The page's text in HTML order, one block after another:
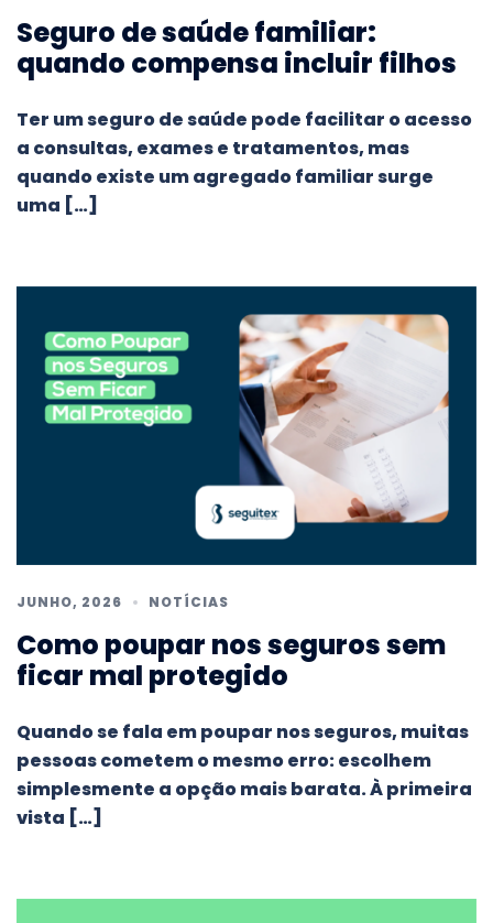
Seguro de saúde familiar:
quando compensa incluir filhos
Ter um seguro de saúde pode facilitar o acesso
a consultas, exames e tratamentos, mas
quando existe um agregado familiar surge
uma […]
JUNHO, 2026 NOTÍCIAS
Como poupar nos seguros sem
ficar mal protegido
Quando se fala em poupar nos seguros, muitas
pessoas cometem o mesmo erro: escolhem
simplesmente a opção mais barata. À primeira
vista […]